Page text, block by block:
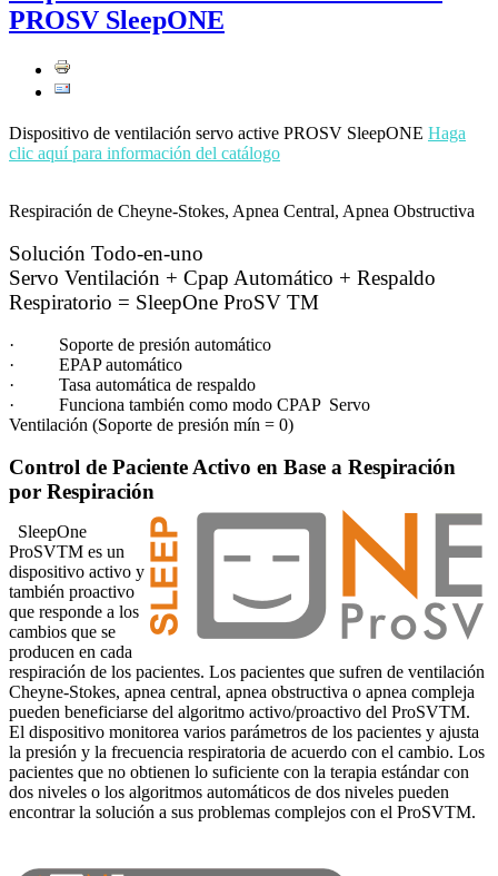
PROSV SleepONE
Dispositivo de ventilación servo active PROSV SleepONE Haga
clic aquí para información del catálogo
Respiración de Cheyne-Stokes, Apnea Central, Apnea Obstructiva
Solución Todo-en-uno
Servo Ventilación + Cpap Automático + Respaldo
Respiratorio = SleepOne ProSV TM
· Soporte de presión automático
· EPAP automático
· Tasa automática de respaldo
· Funciona también como modo CPAP Servo
Ventilación (Soporte de presión mín = 0)
Control de Paciente Activo en Base a Respiración
por Respiración
SleepOne
ProSVTM es un
dispositivo activo y
también proactivo
que responde a los
cambios que se
producen en cada
respiración de los pacientes. Los pacientes que sufren de ventilación
Cheyne-Stokes, apnea central, apnea obstructiva o apnea compleja
pueden beneficiarse del algoritmo activo/proactivo del ProSVTM.
El dispositivo monitorea varios parámetros de los pacientes y ajusta
la presión y la frecuencia respiratoria de acuerdo con el cambio. Los
pacientes que no obtienen lo suficiente con la terapia estándar con
dos niveles o los algoritmos automáticos de dos niveles pueden
encontrar la solución a sus problemas complejos con el ProSVTM.